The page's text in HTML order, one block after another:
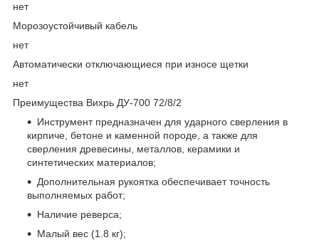
нет
Морозоустойчивый кабель
нет
Автоматически отключающиеся при износе щетки
нет
Преимущества Вихрь ДУ-700 72/8/2
Инструмент предназначен для ударного сверления в
кирпиче, бетоне и каменной породе, а также для
сверления древесины, металлов, керамики и
синтетических материалов;
Дополнительная рукоятка обеспечивает точность
выполняемых работ;
Наличие реверса;
Малый вес (1.8 кг);